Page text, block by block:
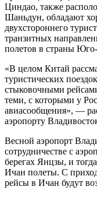
Циндао, также
Шаньдун, обладают
двухстороннего
транзитных
полетов в страны
«В целом Китай
туристических
стыковочными
теми, с которыми у
авиасообщения», —
аэропорту
Весной аэропорт
сотрудничестве с
берегах Янцзы, и
Ичан полеты. С
рейсы в Ичан будут